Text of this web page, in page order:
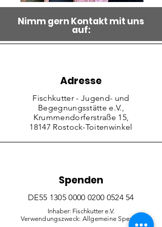
Nimm gern Kontakt mit uns
auf:
Adresse
Fischkutter - Jugend- und
Begegnungsstätte e.V.,
Krummendorferstraße 15,
18147 Rostock-Toitenwinkel
Spenden
DE55 1305 0000 0200 052454
Inhaber: Fischkutter e.V.
Verwendungszweck: Allgemeine Spende